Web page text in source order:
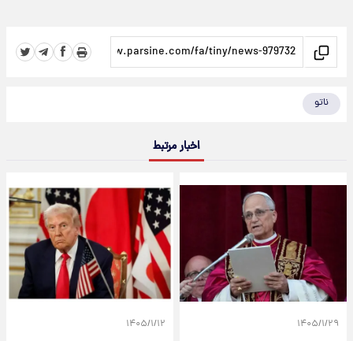
ناتو
اخبار مرتبط
۱۴۰۵/۱/۲۹ ۱۴۰۵/۱/۱۲